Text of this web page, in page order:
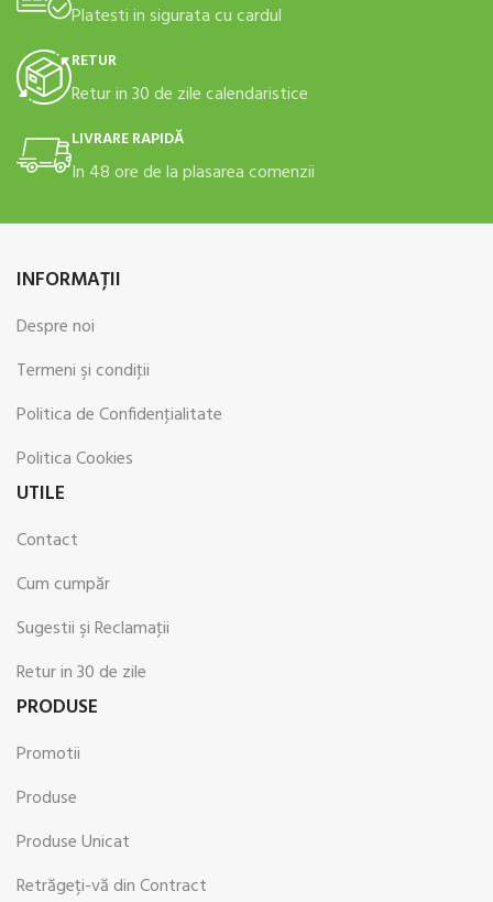
Platesti in sigurata cu cardul
RETUR
Retur in 30 de zile calendaristice
LIVRARE RAPIDĂ
In 48 ore de la plasarea comenzii
INFORMAŢII
Despre noi
Termeni şi condiţii
Politica de Confidenţialitate
Politica Cookies
UTILE
Contact
Cum cumpăr
Sugestii şi Reclamaţii
Retur in 30 de zile
PRODUSE
Promotii
Produse
Produse Unicat
Retrăgeți-vă din Contract